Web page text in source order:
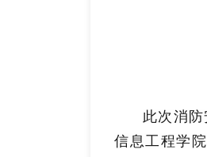
此次消
信息工程学